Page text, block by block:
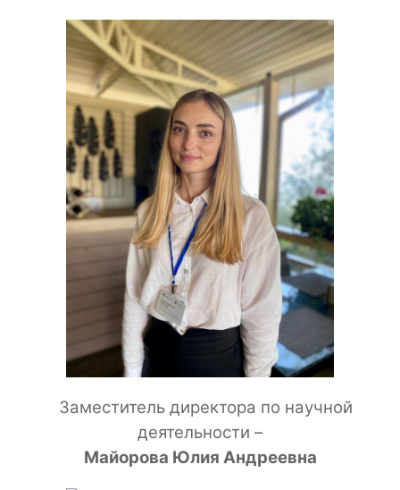
Заместитель директора по научной
деятельности –
Майорова Юлия Андреевна